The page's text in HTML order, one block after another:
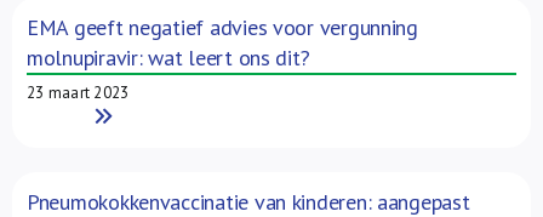
EMA geeft negatief advies voor vergunning
molnupiravir: wat leert ons dit?
23 maart 2023
Read More
Pneumokokkenvaccinatie van kinderen: aangepast